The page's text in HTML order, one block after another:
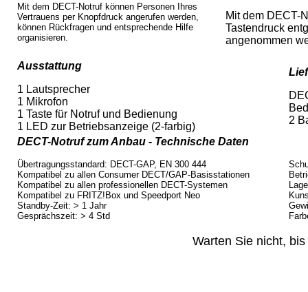
Mit dem DECT-Notruf können Personen Ihres
Vertrauens per Knopfdruck angerufen werden,
können Rückfragen und entsprechende Hilfe
organisieren.
Mit dem DECT-
Tastendruck
angenommen
Ausstattung
1 Lautsprecher
1 Mikrofon
1 Taste für Notruf und Bedienung
1 LED zur Betriebsanzeige (2-farbig)
2
DECT-Notruf zum Anbau - Technische Daten
Übertragungsstandard: DECT-GAP, EN 300 444
Kompatibel zu allen Consumer DECT/GAP-Basisstationen
Kompatibel zu allen professionellen DECT-Systemen
Kompatibel zu FRITZ!Box und Speedport Neo
Standby-Zeit: > 1 Jahr
Gesprächszeit: > 4 Std
Warten Sie nicht,